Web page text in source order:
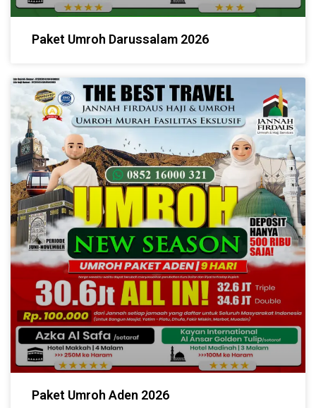
Paket Umroh Darussalam 2026
Paket Umroh Aden 2026